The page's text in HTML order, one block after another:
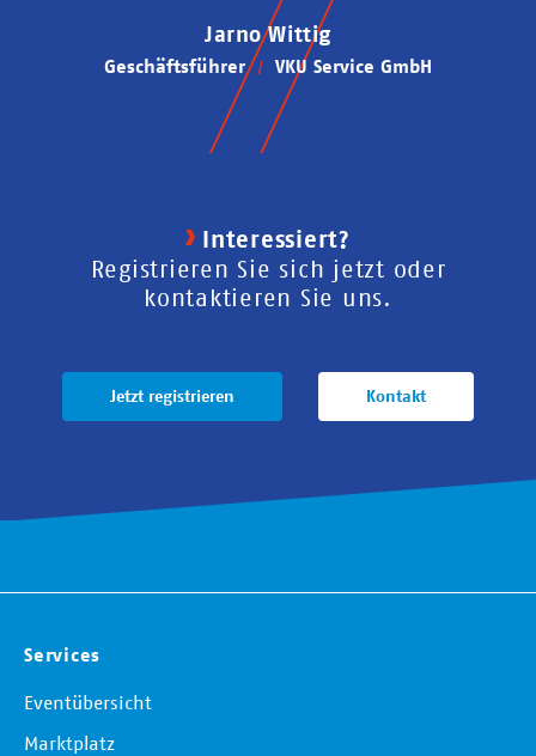
Jarno Wittig
Geschäftsführer VKU Service GmbH
Interessiert?
Registrieren Sie sich jetzt oder
kontaktieren Sie uns.
Jetzt registrieren Kontakt
Services
Eventübersicht
Marktplatz